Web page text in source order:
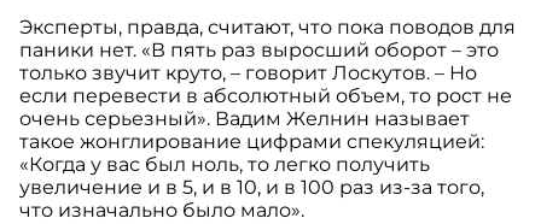
Эксперты, правда, считают, что пока поводов для
паники нет. «В пять раз выросший оборот – это
только звучит круто, – говорит Лоскутов. – Но
если перевести в абсолютный объем, то рост не
очень серьезный». Вадим Желнин называет
такое жонглирование цифрами спекуляцией:
«Когда у вас был ноль, то легко получить
увеличение и в 5, и в 10, и в 100 раз из-за того,
что изначально было мало».